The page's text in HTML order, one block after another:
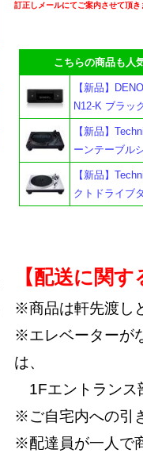
訂正しメールにてご案内させて頂き
こちらの商品も人気
【新品】
N12-K ブラッ
【新品】
ーンテーブル
【新品】
クトドライブ
【配送に関
※商品は軒先渡し
※エレベーターが
は、
1Fエントランス
※ご自宅内への引
※配達員が一人で